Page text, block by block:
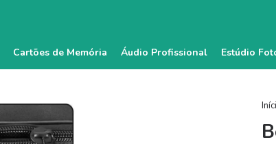
Cartões de Memória Áudio Profissional Estúdio